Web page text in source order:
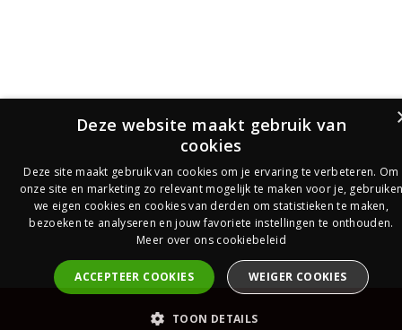
PrijsOfferte
Deze website maakt gebruik van
cookies
Deze site maakt gebruik van cookies om je ervaring te verbeteren. Om
onze site en marketing zo relevant mogelijk te maken voor je,
we eigen cookies en cookies van derden om statistieken te maken,
bezoeken te analyseren en jouw favoriete instellingen te onthouden.
Meer over ons cookiebeleid
ACCEPTEER COOKIES WEIGER COOKIES
TOON DETAILS